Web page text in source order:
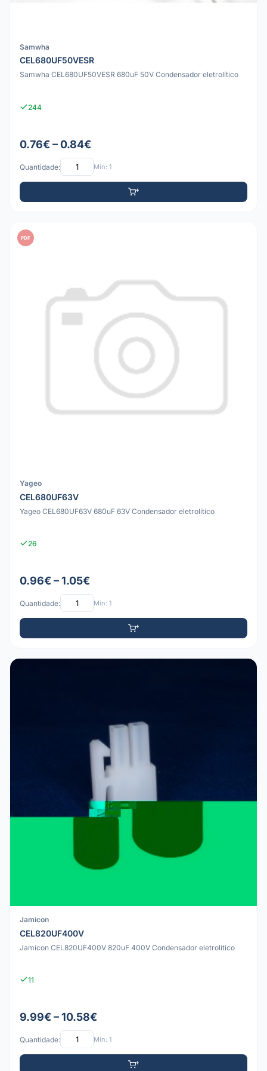
Samwha
CEL680UF50VESR
Samwha CEL680UF50VESR 680uF 50V Condensador eletrolítico
244
0.76€ – 0.84€
Quantidade: Mín: 1
PDF
Yageo
CEL680UF63V
Yageo CEL680UF63V 680uF 63V Condensador eletrolítico
26
0.96€ – 1.05€
Quantidade: Mín: 1
Jamicon
CEL820UF400V
Jamicon CEL820UF400V 820uF 400V Condensador eletrolítico
11
9.99€ – 10.58€
Quantidade: Mín: 1